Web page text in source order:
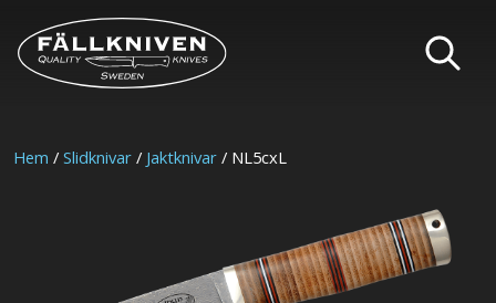
Hem / Slidknivar / Jaktknivar / NL5cxL